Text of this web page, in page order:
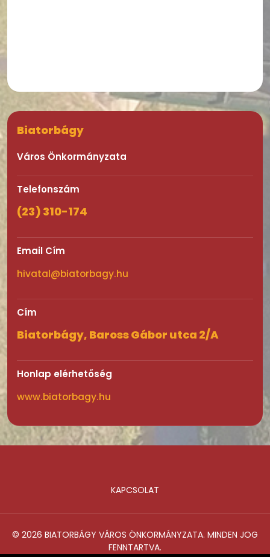
Biatorbágy
Város Önkormányzata
Telefonszám
(23) 310-174
Email Cím
hivatal@biatorbagy.hu
Cím
Biatorbágy, Baross Gábor utca 2/A
Honlap elérhetőség
www.biatorbagy.hu
KAPCSOLAT
© 2026 BIATORBÁGY VÁROS ÖNKORMÁNYZATA. MINDEN JOG
FENNTARTVA.